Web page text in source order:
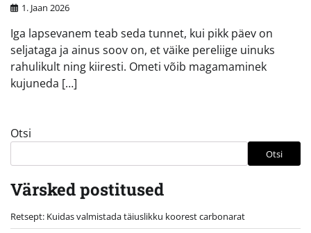
1. Jaan 2026
Iga lapsevanem teab seda tunnet, kui pikk päev on
seljataga ja ainus soov on, et väike pereliige uinuks
rahulikult ning kiiresti. Ometi võib magamaminek
kujuneda […]
Otsi
Otsi
Värsked postitused
Retsept: Kuidas valmistada täiuslikku koorest carbonarat